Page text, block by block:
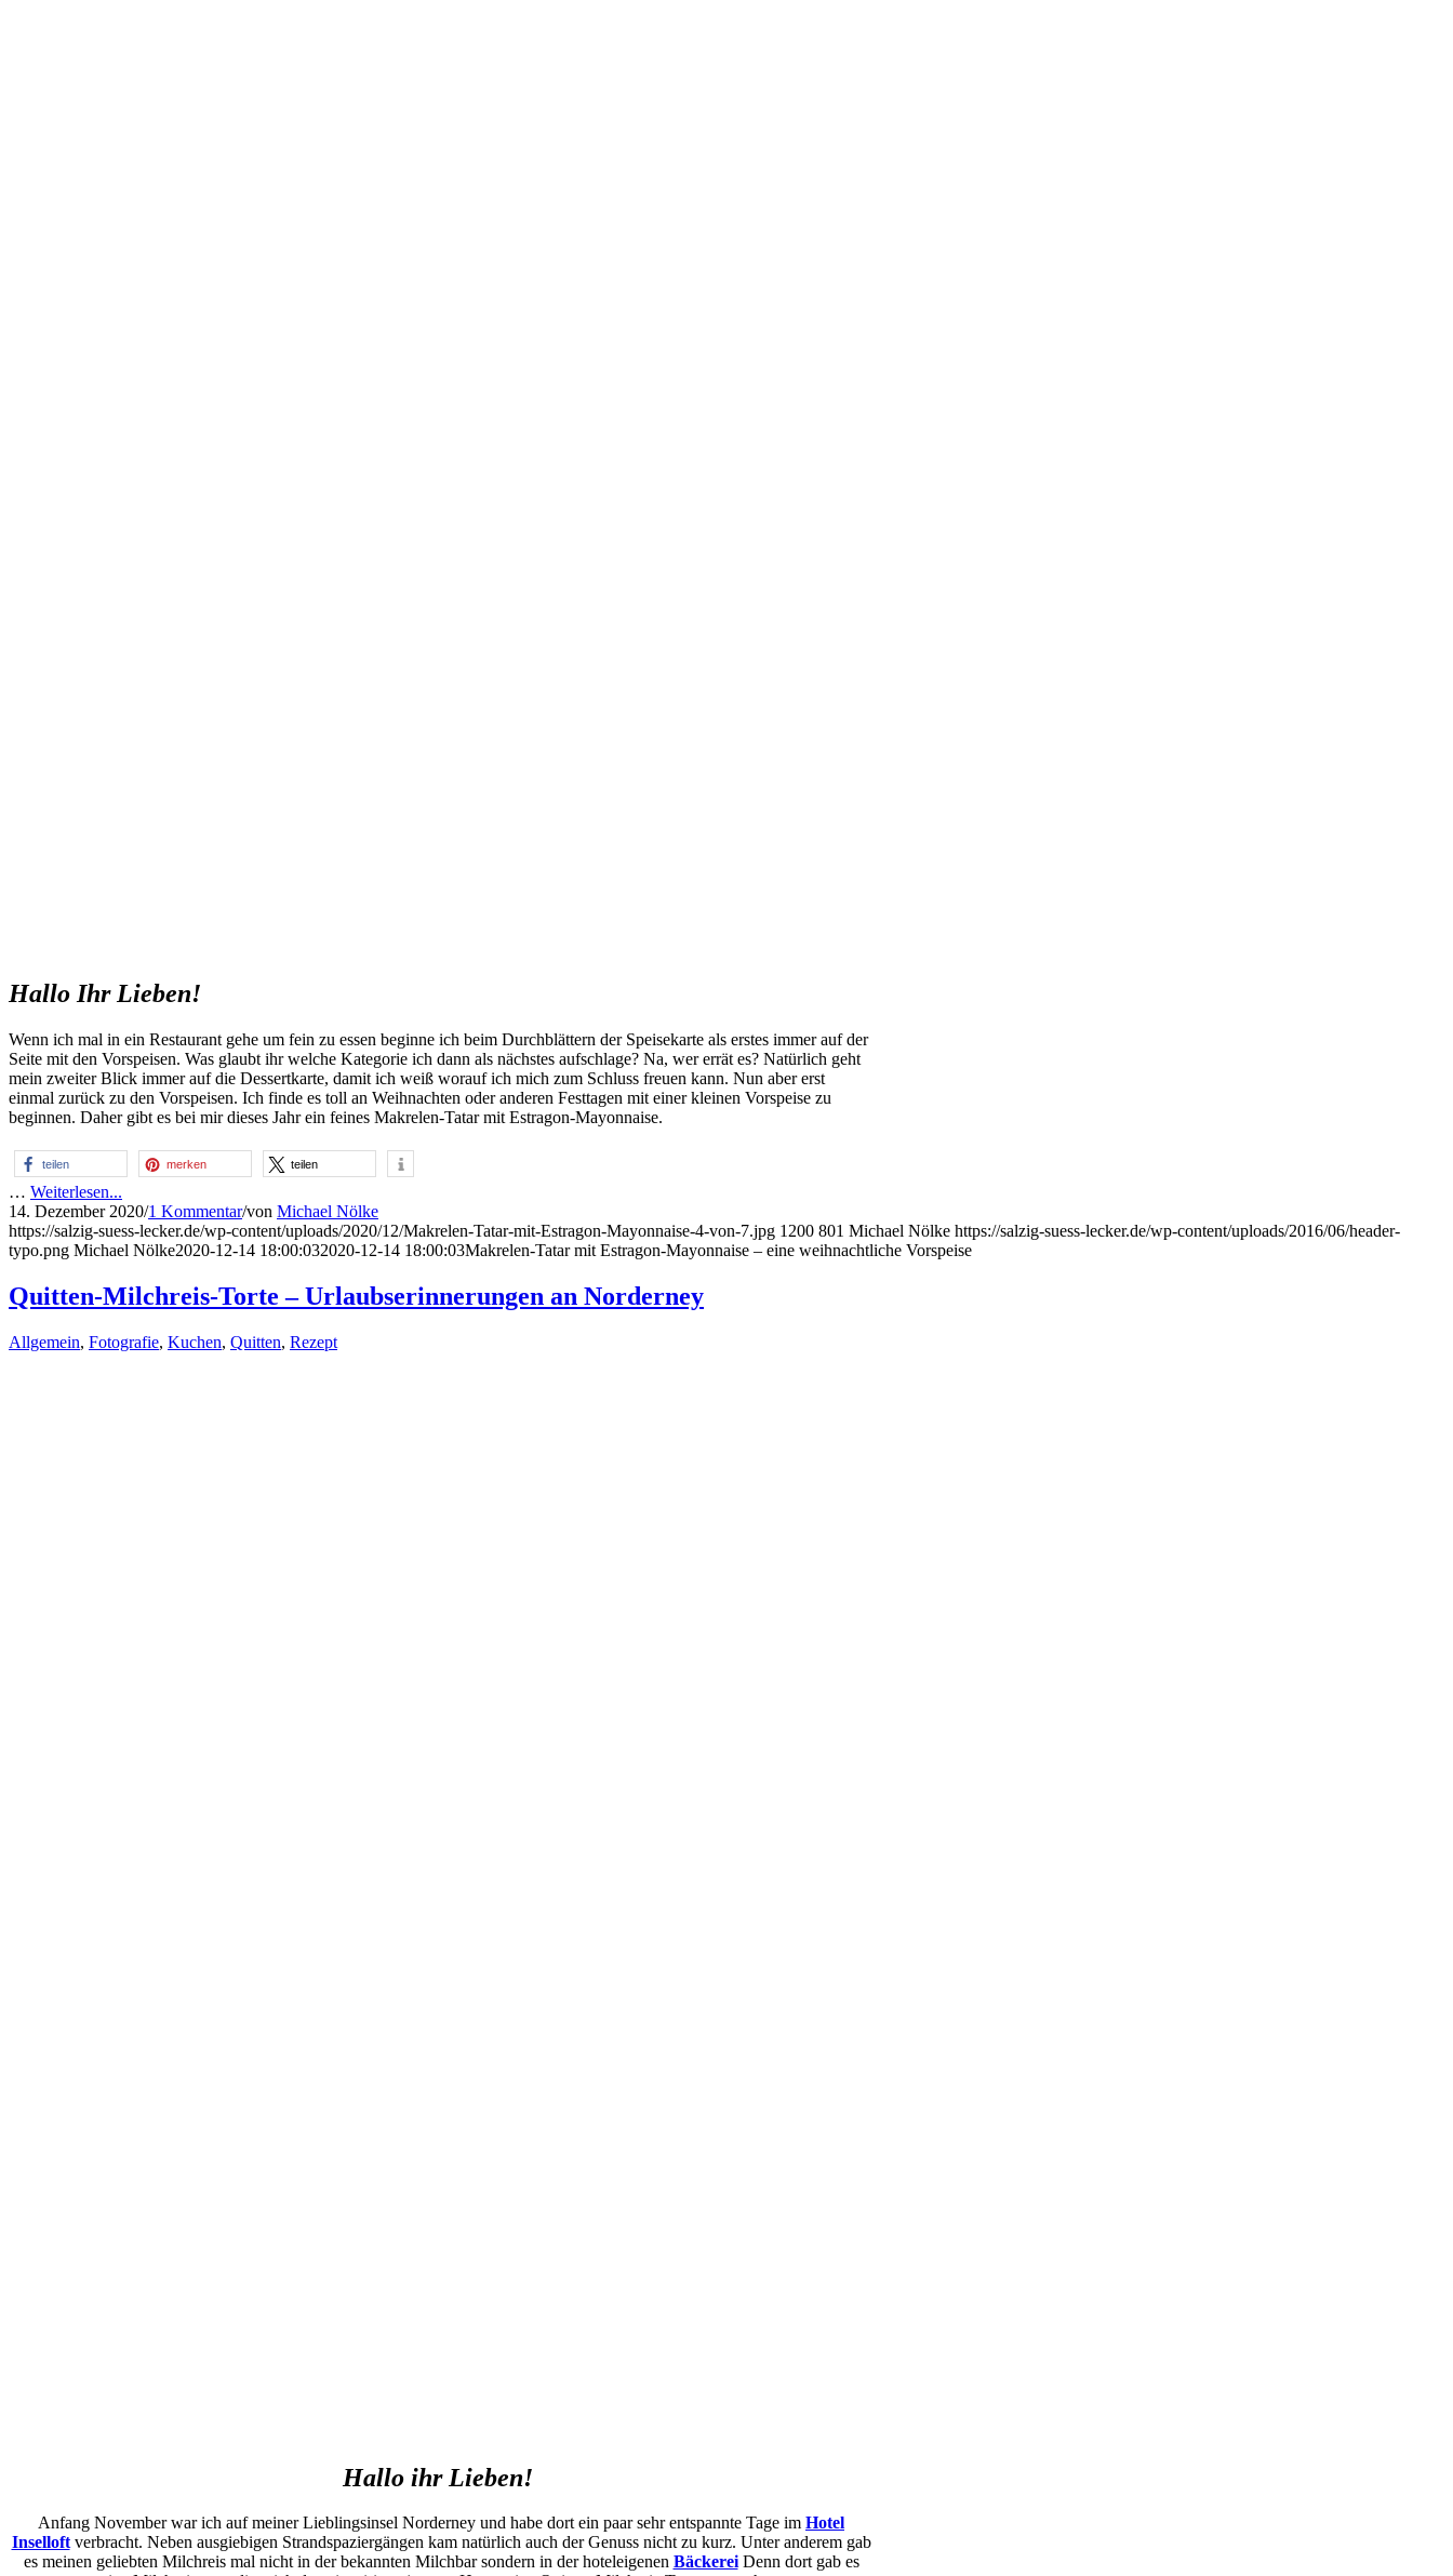
Hallo Ihr Lieben!
Wenn ich mal in ein Restaurant gehe um fein zu essen beginne ich beim Durchblättern der Speisekarte als erstes immer auf der
Seite mit den Vorspeisen. Was glaubt ihr welche Kategorie ich dann als nächstes aufschlage? Na, wer errät es? Natürlich geht
mein zweiter Blick immer auf die Dessertkarte, damit ich weiß worauf ich mich zum Schluss freuen kann. Nun aber erst
einmal zurück zu den Vorspeisen. Ich finde es toll an Weihnachten oder anderen Festtagen mit einer kleinen Vorspeise zu
beginnen. Daher gibt es bei mir dieses Jahr ein feines Makrelen-Tatar mit Estragon-Mayonnaise.
teilen merken teilen
… Weiterlesen...
14. Dezember 2020/1 Kommentar/von Michael Nölke
https://salzig-suess-lecker.de/wp-content/uploads/2020/12/Makrelen-Tatar-mit-Estragon-Mayonnaise-4-von-7.jpg 1200 801 Michael Nölke https://salzig-suess-lecker.de/wp-content/uploads/2016/06/header-
typo.png Michael Nölke2020-12-14 18:00:032020-12-14 18:00:03Makrelen-Tatar mit Estragon-Mayonnaise – eine weihnachtliche Vorspeise
Quitten-Milchreis-Torte – Urlaubserinnerungen an Norderney
Allgemein, Fotografie, Kuchen, Quitten, Rezept
Hallo ihr Lieben!
Anfang November war ich auf meiner Lieblingsinsel Norderney und habe dort ein paar sehr entspannte Tage im Hotel
Inselloft verbracht. Neben ausgiebigen Strandspaziergängen kam natürlich auch der Genuss nicht zu kurz. Unter anderem gab
es meinen geliebten Milchreis mal nicht in der bekannten Milchbar sondern in der hoteleigenen Bäckerei Denn dort gab es